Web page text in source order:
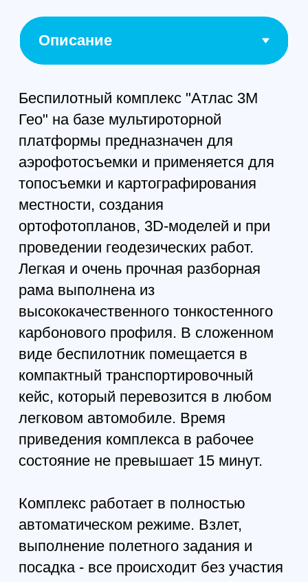
Комплекс работает в полностью
автоматическом режиме. Взлет,
выполнение полетного задания и
посадка - все происходит без участия
полезной нагрузки для данного БПЛА
предлагается одночастотный/
односистемный ГНСС-модуль Emlid
Reach M+ L1 с антенной и
специализированный геодезический
цифровой фотоаппарат Ricoh GR2 с
центральным затвором и
разрешением 16.9 Мп. ГНСС-
оборудование, устанавливаемое на
наши беспилотники имеет
Cвидетельство, выданное
федеральным агентством по
проходит обязательную проверку на
специальном летном полигоне для
определения соответствия
заявленной точности.
При необходимости, комплекс может
быть доукомплектован
дополнительными модульными
сменными нагрузками,
позволяющими существенно
беспилотного воздушного судна, для
следующих модулей:
гиростабилизированная
кратным увеличением;